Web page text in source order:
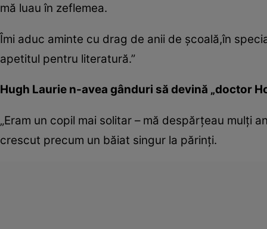
mă luau în zeflemea.
Îmi aduc aminte cu drag de anii de şcoală,în
apetitul pentru literatură.”
Hugh Laurie n-avea gânduri să devină „doctor
„Eram un copil mai solitar – mă despărţeau mulţi
crescut precum un băiat singur la părinţi.